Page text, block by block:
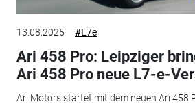
13.08.2025 #L7e
Ari 458 Pro: Leipziger
Ari 458 Pro neue L7-e-
Ari Motors startet mit dem neuen Ari 458